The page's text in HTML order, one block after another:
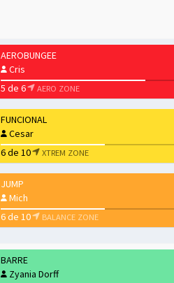
AEROBUNGEE
Cris
5 de 6
AERO ZONE
FUNCIONAL
Cesar
6 de 10
XTREM ZONE
JUMP
Mich
6 de 10
BALANCE ZONE
BARRE
Zyania Dorff